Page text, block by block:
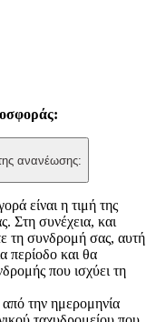
ανανέωσης:
είναι η τιμή της
Στη συνέχεια, και
τη συνδρομή σας, αυτή
περίοδο και θα
που ισχύει τη
την ημερομηνία